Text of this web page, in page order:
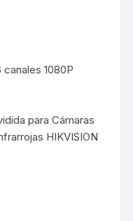
canales 1080P
para Cámaras
HIKVISION